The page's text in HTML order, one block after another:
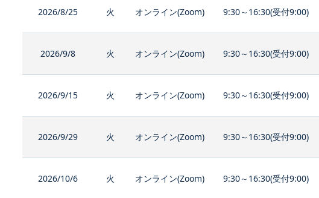
2026/8/25 火 オンライン(Zoom) 9:30～16:30(受付9:00)
2026/9/8 火 オンライン(Zoom) 9:30～16:30(受付9:00)
2026/9/15 火 オンライン(Zoom) 9:30～16:30(受付9:00)
2026/9/29 火 オンライン(Zoom) 9:30～16:30(受付9:00)
2026/10/6 火 オンライン(Zoom) 9:30～16:30(受付9:00)